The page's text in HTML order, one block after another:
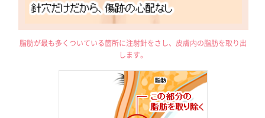
脂肪が最も多くついている箇所に注射針をさし、皮膚内の脂肪を取り出
します。